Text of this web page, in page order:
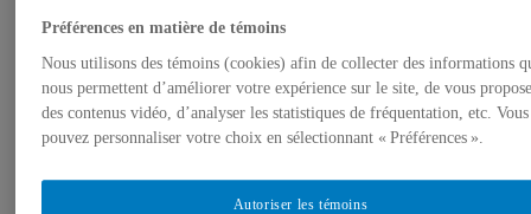
millions de dollars pour mener un projet de recherche en
partenariat interuniversitaire portant sur l’étude du carbone
dans les milieux humides
Accueil
Communiqués de presse
Autorisation de tournage
À propos de l’UQAM
Préférences en matière de témoins
Nous utilisons des témoins (cookies) afin de collecter des informations
nous permettent d’améliorer votre expérience sur le site, de vous
des contenus vidéo, d’analyser les statistiques de fréquentation, etc. Vous
pouvez personnaliser votre choix en sélectionnant « Préférences ».
Autoriser les témoins